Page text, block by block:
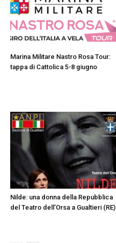
Marina Militare Nastro Rosa Tour:
tappa di Cattolica 5-8 giugno
Nilde: una donna della Repubblica
del Teatro dell’Orsa a Gualtieri (RE)